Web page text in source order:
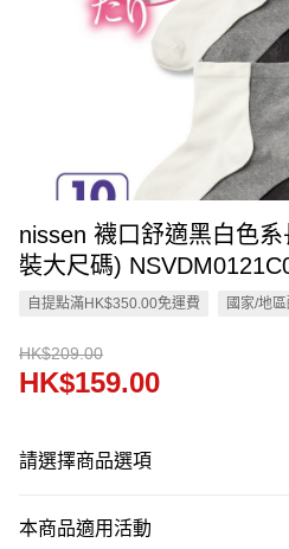
nissen 襪口舒適黑白色
裝大尺碼)
自提點滿HK$350.00免運費 國家/地
HK$209.00
HK$159.00
請選擇商品選項
本商品適用活動